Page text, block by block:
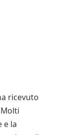
ricevuto
e la